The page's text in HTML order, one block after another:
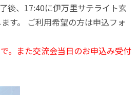
後、17:40に伊万里サテライト玄
す。
ご利用希望の方は申込フォ
。また交流会当日のお申込み受付